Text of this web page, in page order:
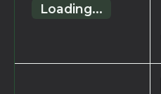
Loading...